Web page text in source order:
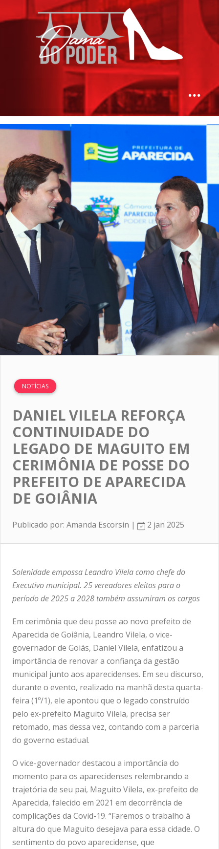
NOTÍCIAS
DANIEL VILELA REFORÇA
CONTINUIDADE DO
LEGADO DE MAGUITO EM
CERIMÔNIA DE POSSE DO
PREFEITO DE APARECIDA
DE GOIÂNIA
Publicado por: Amanda Escorsin | 2 jan 2025
Solenidade empossa Leandro Vilela como chefe do
Executivo municipal. 25 vereadores eleitos para o
período de 2025 a 2028 também assumiram os cargos
Em cerimônia que deu posse ao novo prefeito de
Aparecida de Goiânia, Leandro Vilela, o vice-
governador de Goiás, Daniel Vilela, enfatizou a
importância de renovar a confiança da gestão
municipal junto aos aparecidenses. Em seu discurso,
durante o evento, realizado na manhã desta quarta-
feira (1º/1), ele apontou que o legado construído
pelo ex-prefeito Maguito Vilela, precisa ser
retomado, mas dessa vez, contando com a parceria
do governo estadual.
O vice-governador destacou a importância do
momento para os aparecidenses relembrando a
trajetória de seu pai, Maguito Vilela, ex-prefeito de
Aparecida, falecido em 2021 em decorrência de
complicações da Covid-19. “Faremos o trabalho à
altura do que Maguito desejava para essa cidade. O
sentimento do povo aparecidense, que